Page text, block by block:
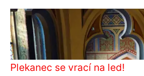
Plekanec se vrací na led!